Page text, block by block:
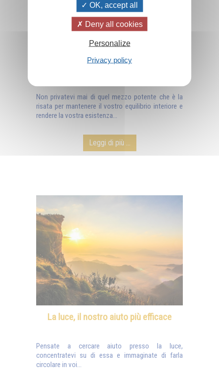
I benefici della risata
Non privatevi mai di quel mezzo potente che è la
risata per mantenere il vostro equilibrio interiore e
rendere la vostra esistenza...
Leggi di più ...
La luce, il nostro aiuto più efficace
Pensate a cercare aiuto presso la luce,
concentratevi su di essa e immaginate di farla
circolare in voi...
OK, accept all
Deny all cookies
Personalize
Privacy policy